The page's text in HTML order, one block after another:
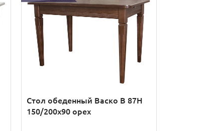
Стол обеденный Васко В 87Н
150/200х90 орех